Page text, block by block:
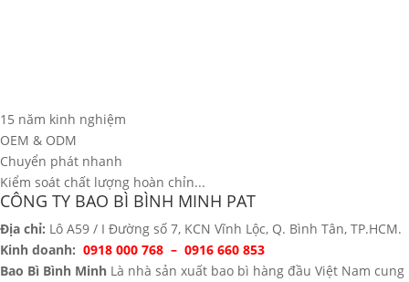
15 năm kinh nghiệm
OEM & ODM
Chuyển phát nhanh
Kiểm soát chất lượng hoàn chỉn...
CÔNG TY BAO BÌ BÌNH MINH PAT
Địa chỉ: Lô A59 / I Đường số 7, KCN Vĩnh Lộc, Q. Bình Tân, TP.HCM.
Kinh doanh: 0918 000 768 – 0916 660 853
Bao Bì Bình Minh Là nhà sản xuất bao bì hàng đầu Việt Nam cung